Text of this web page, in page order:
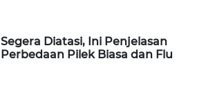
Segera Diatasi, Ini Penjelasan
Perbedaan Pilek Biasa dan Flu